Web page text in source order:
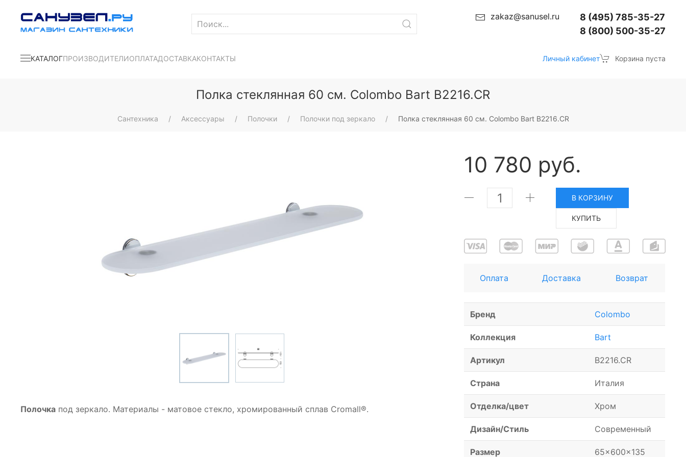
zakaz@sanusel.ru
8 (495) 785-35-27
8 (800) 500-35-27
КАТАЛОГПРОИЗВОДИТЕЛИОПЛАТАДОСТАВКАКОНТАКТЫ Личный кабинет Корзина пуста
Полка стеклянная 60 см. Colombo Bart B2216.CR
Сантехника Аксессуары Полочки Полочки под зеркало Полка стеклянная 60 см. Colombo Bart B2216.CR
Полочка под зеркало. Материалы - матовое стекло, хромированный сплав Cromall®.
10 780 руб.
В КОРЗИНУ
КУПИТЬ
Оплата Доставка Возврат
Бренд Colombo
Коллекция Bart
Артикул B2216.CR
Страна Италия
Отделка/цвет Хром
Дизайн/Стиль Современный
Размер 65x600x135